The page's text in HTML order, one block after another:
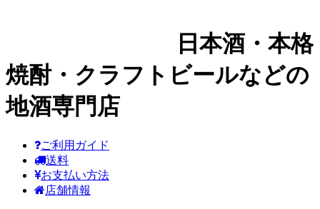
日本酒・本格
焼酎・クラフトビールなどの
地酒専門店
ご利用ガイド
送料
お支払い方法
店舗情報